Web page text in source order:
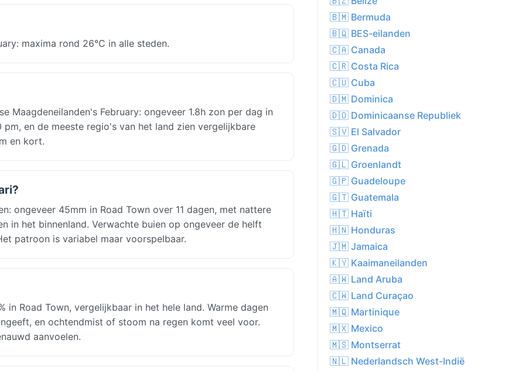
maxima rond 26°C in alle steden.
Maagdeneilanden's February: ongeveer 1.8h zon per dag in
en de meeste regio's van het land zien vergelijkbare
en kort.
ongeveer 45mm in Road Town over 11 dagen, met nattere
in het binnenland. Verwachte buien op ongeveer de helft
patroon is variabel maar voorspelbaar.
in Road Town, vergelijkbaar in het hele land. Warme dagen
en ochtendmist of stoom na regen komt veel voor.
aanvoelen.
🇧🇲 Bermuda
🇧🇶 BES-eilanden
🇨🇦 Canada
🇨🇷 Costa Rica
🇨🇺 Cuba
🇩🇲 Dominica
🇩🇴 Dominicaanse Republiek
🇸🇻 El Salvador
🇬🇩 Grenada
🇬🇱 Groenlandt
🇬🇵 Guadeloupe
🇬🇹 Guatemala
🇭🇹 Haïti
🇭🇳 Honduras
🇯🇲 Jamaica
🇰🇾 Kaaimaneilanden
🇦🇼 Land Aruba
🇨🇼 Land Curaçao
🇲🇶 Martinique
🇲🇽 Mexico
🇲🇸 Montserrat
🇳🇱 Nederlandsch West-Indië